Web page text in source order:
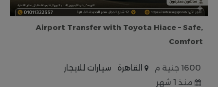
Airport Transfer with Toyota Hiace – Safe,
Comfort
1600 جنية م القاهرة
سيارات للايجار
منذ 1 شهر